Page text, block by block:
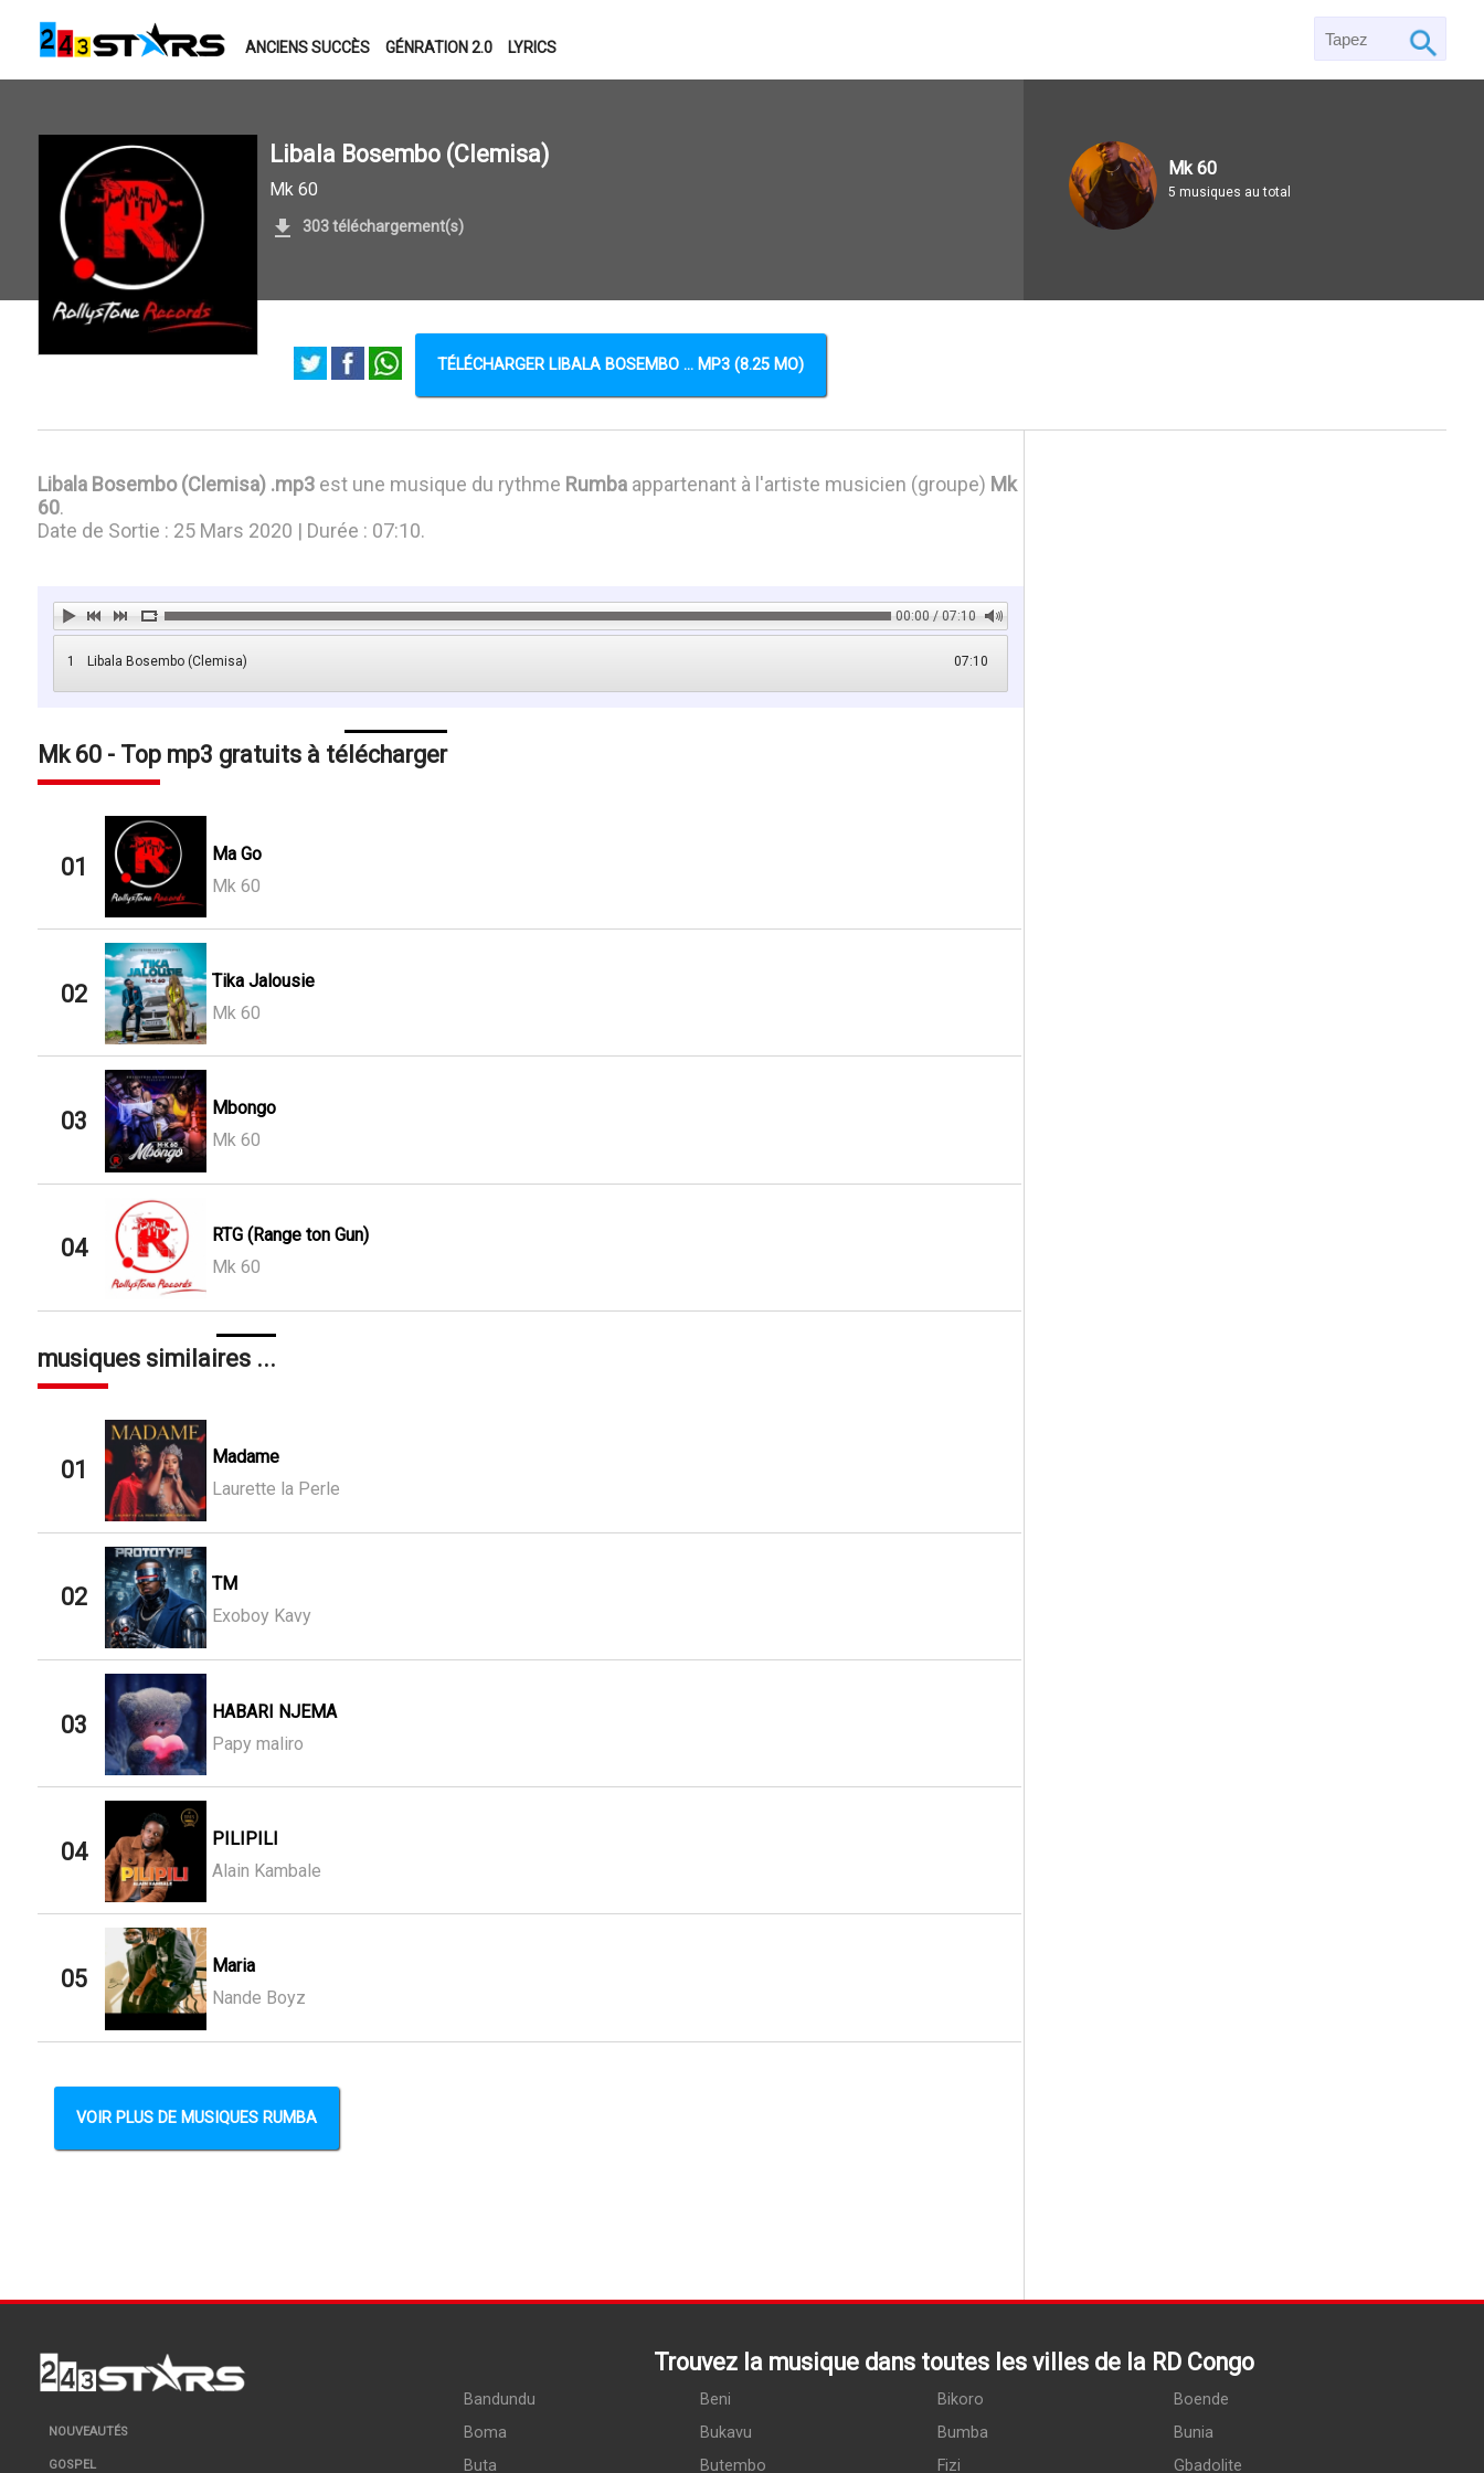
ANCIENS SUCCÈS GÉNRATION 2.0 LYRICS
Libala Bosembo (Clemisa)
Mk 60
303 téléchargement(s)
Mk 60
5 musiques au total
TÉLÉCHARGER LIBALA BOSEMBO ... MP3 (8.25 MO)
Libala Bosembo (Clemisa) .mp3est une musique du rythme Rumbaappartenant à l'artiste musicien (groupe) Mk
60.
Date de Sortie : 25 Mars 2020 | Durée : 07:10.
00:00 / 07:10
1 07:10
Libala Bosembo (Clemisa)
Mk 60 - Top mp3 gratuits à télécharger
01
Ma Go
Mk 60
02
Tika Jalousie
Mk 60
03
Mbongo
Mk 60
04
RTG (Range ton Gun)
Mk 60
musiques similaires ...
01
Madame
Laurette la Perle
02
TM
Exoboy Kavy
03
HABARI NJEMA
Papy maliro
04
PILIPILI
Alain Kambale
05
Maria
Nande Boyz
VOIR PLUS DE MUSIQUES RUMBA
NOUVEAUTÉS
GOSPEL
Trouvez la musique dans toutes les villes de la RD Congo
Bandundu Beni Bikoro
Boende
Boma
Bukavu Bumba
Bunia
Buta
Butembo Fizi Gbadolite